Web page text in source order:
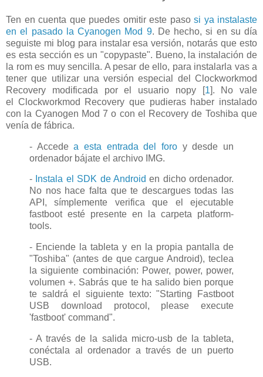
Ten en cuenta que puedes omitir este paso si ya instalaste
en el pasado la Cyanogen Mod 9. De hecho, si en su día
seguiste mi blog para instalar esa versión, notarás que esto
es esta sección es un "copypaste". Bueno, la instalación de
la rom es muy sencilla. A pesar de ello, para instalarla vas a
tener que utilizar una versión especial del Clockworkmod
Recovery modificada por el usuario nopy [1]. No vale
el Clockworkmod Recovery que pudieras haber instalado
con la Cyanogen Mod 7 o con el Recovery de Toshiba que
venía de fábrica.
- Accedea esta entrada del foro y desde un
ordenador bájate el archivo IMG.
- Instala el SDK de Android en dicho ordenador.
No nos hace falta que te descargues todas las
API, símplemente verifica que el ejecutable
fastboot esté presente en la carpeta platform-
tools.
- Enciende la tableta y en la propia pantalla de
"Toshiba" (antes de que cargue Android), teclea
la siguiente combinación: Power, power, power,
volumen +. Sabrás que te ha salido bien porque
te saldrá el siguiente texto: "Starting Fastboot
USB download protocol, please execute
'fastboot' command".
- A través de la salida micro-usb de la tableta,
conéctala al ordenador a través de un puerto
USB.